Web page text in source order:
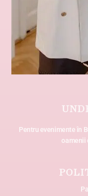
Pentru evenimente în
oamenii